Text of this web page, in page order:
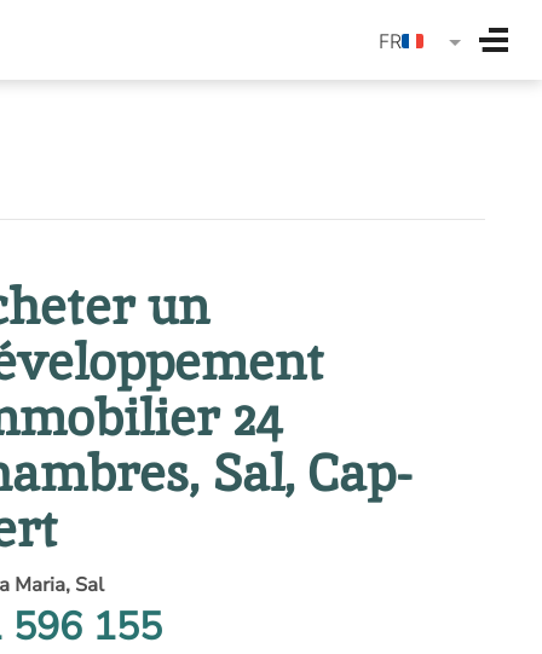
FR
un
24
Sal, Cap-
Maria, Sal
596 155